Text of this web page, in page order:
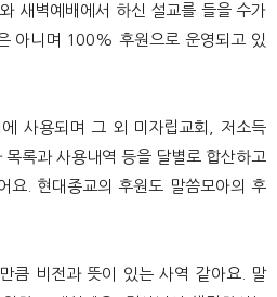
새벽예배에서 하신 설교를 들을 수가
아니며 100% 후원으로 운영되고 있
사용되며 그 외 미자립교회, 저소득
록과 사용내역 등을 달별로 합산하고
요. 현대종교의 후원도 말씀모아의 후
큼 비전과 뜻이 있는 사역 같아요. 말